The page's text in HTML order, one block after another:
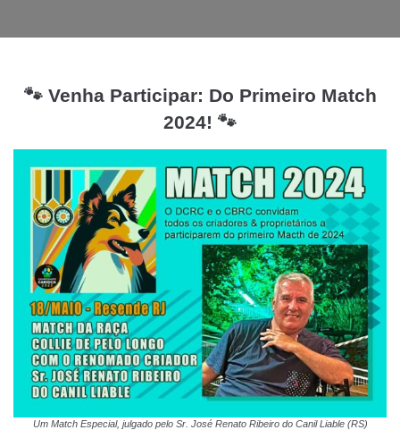
🐾 Venha Participar: Do Primeiro Match
2024! 🐾
Um Match Especial, julgado pelo Sr. José Renato Ribeiro do Canil Liable (RS)